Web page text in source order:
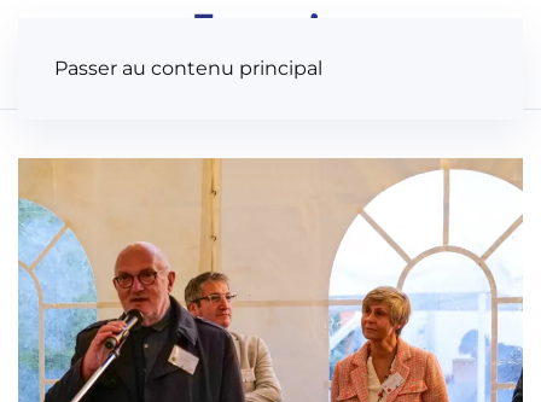
Passer au contenu principal
Panneau de gestion des cookies